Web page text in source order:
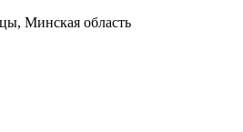
Минская область